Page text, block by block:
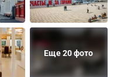
Еще 20 фото